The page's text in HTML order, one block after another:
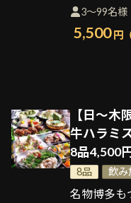
歓迎会・
から木曜
は2.5時間
3～99名様
5,500 円
【日～木
牛ハラミ
8品4,500
8品 飲み
名物博多も